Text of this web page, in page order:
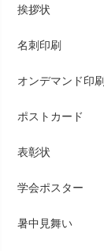
挨拶状
名刺印刷
オンデマンド印刷
ポストカード
表彰状
学会ポスター
暑中見舞い